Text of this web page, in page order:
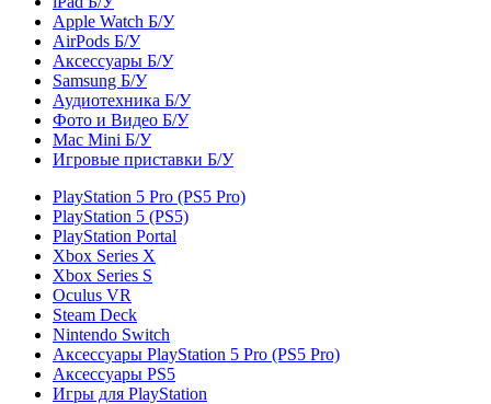
Apple Watch Б/У
AirPods Б/У
Аксессуары Б/У
Samsung Б/У
Аудиотехника Б/У
Фото и Видео Б/У
Mac Mini Б/У
Игровые приставки Б/У
PlayStation 5 Pro (PS5 Pro)
PlayStation 5 (PS5)
PlayStation Portal
Xbox Series X
Xbox Series S
Oculus VR
Steam Deck
Nintendo Switch
Аксессуары PlayStation 5 Pro (PS5 Pro)
Аксессуары PS5
Игры для PlayStation